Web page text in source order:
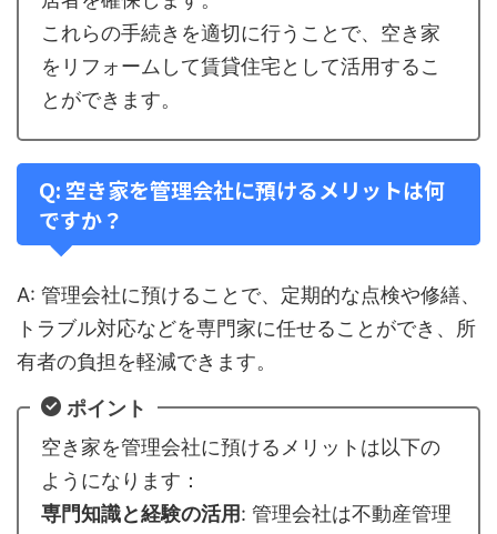
これらの手続きを適切に行うことで、空き家
をリフォームして賃貸住宅として活用するこ
とができます。
Q: 空き家を管理会社に預けるメリットは何
ですか？
A: 管理会社に預けることで、定期的な点検や修繕、
トラブル対応などを専門家に任せることができ、所
有者の負担を軽減できます。
ポイント
空き家を管理会社に預けるメリットは以下の
ようになります：
専門知識と経験の活用: 管理会社は不動産管理